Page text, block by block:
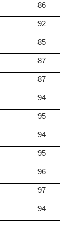
86
92
85
87
87
94
95
94
95
96
97
94